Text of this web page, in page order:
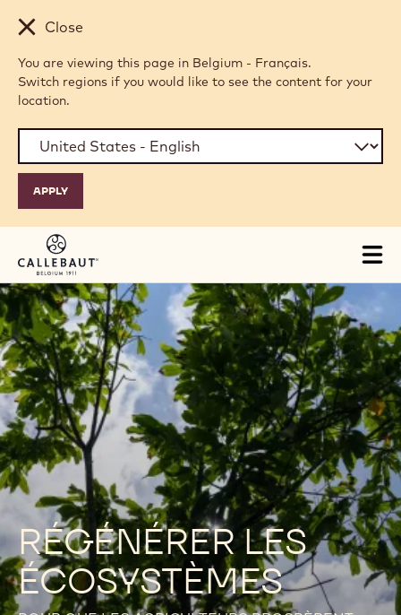
Skip to main content
Close
You are viewing this page in Belgium - Français.
Switch regions if you would like to see the content for your
location.
RÉGÉNÉRER LES
ÉCOSYSTÈMES